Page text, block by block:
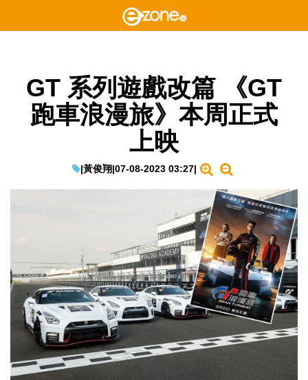
GT 系列遊戲改篇 《GT
跑車浪漫旅》本周正式
上映
|黃俊翔|07-08-2023 03:27|